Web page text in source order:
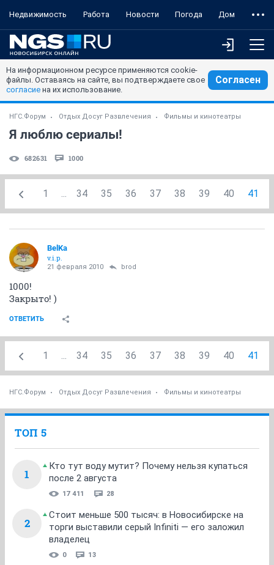
Недвижимость Работа Новости Погода Дом
На информационном ресурсе применяются cookie-
файлы. Оставаясь на сайте, вы подтверждаете свое
согласие на их использование.
Согласен
НГС.Форум Отдых Досуг Развлечения Фильмы и кинотеатры
Я люблю сериалы!
682631 1000
1 ... 34 35 36 37 38 39 40 41
BelKa
v.i.p.
21 февраля 2010 brod
1000!
Закрыто! )
ОТВЕТИТЬ
1 ... 34 35 36 37 38 39 40 41
НГС.Форум Отдых Досуг Развлечения Фильмы и кинотеатры
ТОП 5
1
Кто тут воду мутит? Почему нельзя купаться
после 2 августа
17 411 28
2
Стоит меньше 500 тысяч: в Новосибирске на
торги выставили серый Infiniti — его заложил
владелец
0 13